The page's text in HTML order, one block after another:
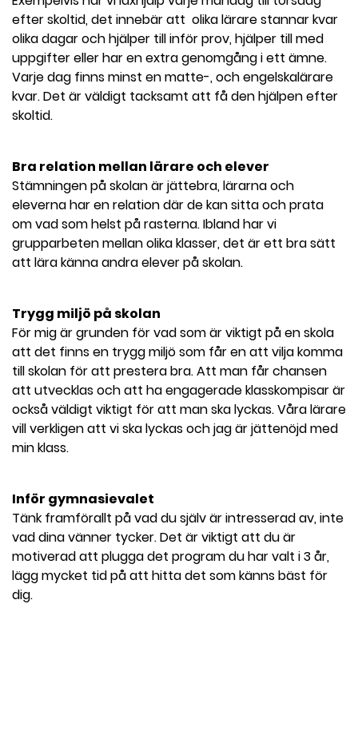
efter skoltid, det innebär att olika lärare stannar kvar
olika dagar och hjälper till inför prov, hjälper till med
uppgifter eller har en extra genomgång i ett ämne.
Varje dag finns minst en matte-, och engelskalärare
kvar. Det är väldigt tacksamt att få den hjälpen efter
skoltid.
Bra relation mellan lärare och elever
Stämningen på skolan är jättebra, lärarna och
eleverna har en relation där de kan sitta och prata
om vad som helst på rasterna. Ibland har vi
grupparbeten mellan olika klasser, det är ett bra sätt
att lära känna andra elever på skolan.
Trygg miljö på skolan
För mig är grunden för vad som är viktigt på en skola
att det finns en trygg miljö som får en att vilja komma
till skolan för att prestera bra. Att man får chansen
att utvecklas och att ha engagerade klasskompisar är
också väldigt viktigt för att man ska lyckas. Våra lärare
vill verkligen att vi ska lyckas och jag är jättenöjd med
min klass.
Inför gymnasievalet
Tänk framförallt på vad du själv är intresserad av, inte
vad dina vänner tycker. Det är viktigt att du är
motiverad att plugga det program du har valt i 3 år,
lägg mycket tid på att hitta det som känns bäst för
dig.